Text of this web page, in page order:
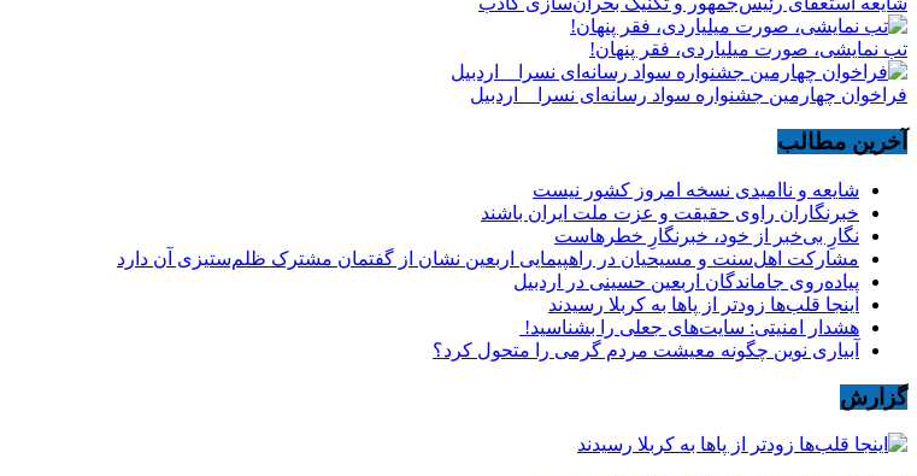
تب نمایشی، صورت میلیاردی، فقر پنهان!
فراخوان چهارمین جشنواره سواد رسانه‌ای نسرا _ اردبیل
آخرین مطالب
شایعه و ناامیدی نسخه امروز کشور نیست
خبرنگاران راوی حقیقت و عزت ملت ایران باشند
نگارِ بی‌خبر از خود، خبرنگارِ خطرهاست
مشارکت اهل‌سنت و مسیحیان در راهپیمایی اربعین نشان از گفتمان مشترک ظلم‌ستیزی آن دارد
پیاده‌روی جاماندگان اربعین حسینی در اردبیل
اینجا قلب‌ها زودتر از پاها به کربلا رسیدند
هشدار امنیتی: سایت‌های جعلی را بشناسید!
آبیاری نوین چگونه معیشت مردم گرمی را متحول کرد؟
گزارش